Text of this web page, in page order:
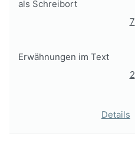
als Schreibort
7
Erwähnungen im Text
2
Details